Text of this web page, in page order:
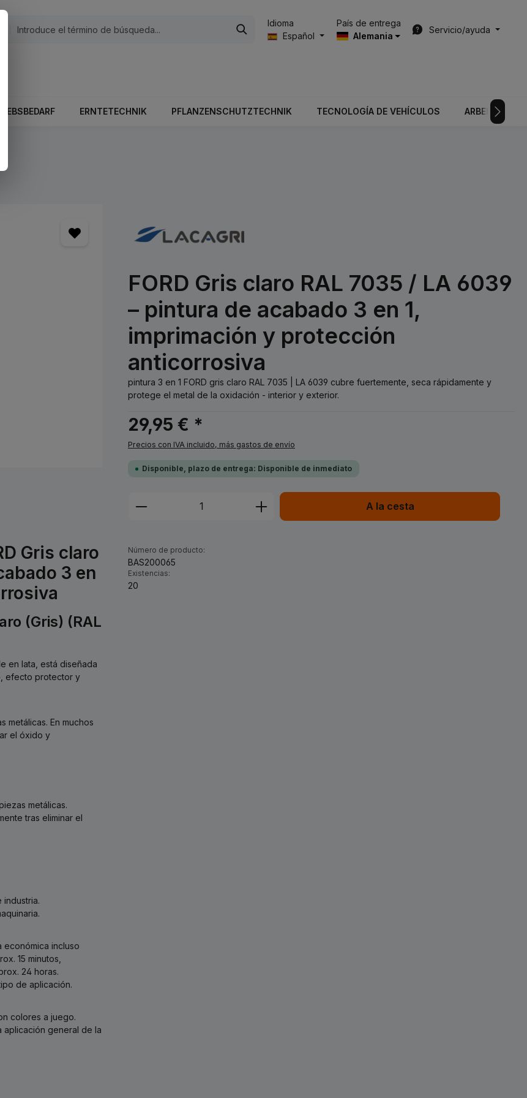
Idioma
Español
País de entrega
Alemania
Servicio/ayuda
ERNTETECHNIK PFLANZENSCHUTZTECHNIK TECNOLOGÍA DE VEHÍCULOS
FORD Gris claro RAL 7035 / LA 6039
– pintura de acabado 3 en 1,
imprimación y protección
anticorrosiva
pintura 3 en 1 FORD gris claro RAL 7035 | LA 6039 cubre fuertemente, seca rápidamente y
protege el metal de la oxidación - interior y exterior.
29,95 € *
Precios con IVA incluido, más gastos de envío
Disponible, plazo de entrega: Disponible de inmediato
Cantidad del producto: introduce la cantidad deseada
A la cesta
Número de producto:
BAS200065
Existencias:
20
Gris claro
3 en
(Gris) (RAL
en lata, está diseñada
efecto protector y
metálicas. En muchos
el óxido y
metálicas.
tras eliminar el
incluso
15 minutos,
24 horas.
de aplicación.
colores a juego.
aplicación general de la